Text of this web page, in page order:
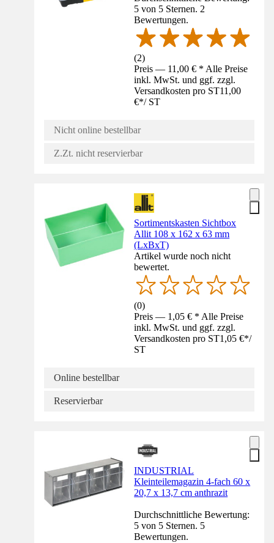
5 von 5 Sternen. 2
Bewertungen.
(2)
Preis — 11,00 € * Alle Preise
inkl. MwSt. und ggf. zzgl.
Versandkosten pro ST11,00
€*/ ST
Nicht online bestellbar
Z.Zt. nicht reservierbar
Sortimentskasten Sichtbox
Allit 108 x 162 x 63 mm
(LxBxT)
Artikel wurde noch nicht
bewertet.
(0)
Preis — 1,05 € * Alle Preise
inkl. MwSt. und ggf. zzgl.
Versandkosten pro ST1,05 €*/
ST
Online bestellbar
Reservierbar
INDUSTRIAL
Kleinteilemagazin 4-fach 60 x
20,7 x 13,7 cm anthrazit
Durchschnittliche Bewertung:
5 von 5 Sternen. 5
Bewertungen.